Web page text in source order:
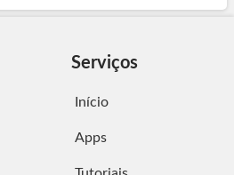
Serviços
Início
Apps